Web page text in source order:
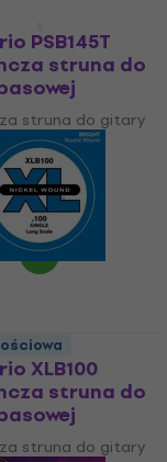
PSB145T
struna do
struna do gitary
XLB100
struna do
struna do gitary